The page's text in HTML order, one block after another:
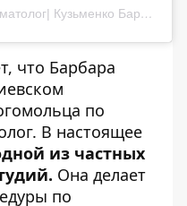
Публикация от Косметолог-дерматолог| Кузьменко Барбара Андреевна |Киев (@dr.barbara.kuzmenko)
что Барбара
по
В настоящее
из частных
Она делает
по